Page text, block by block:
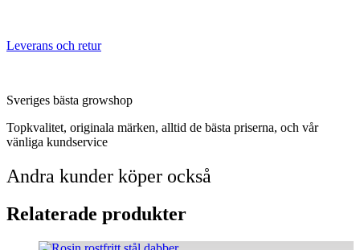
Leverans och retur
Sveriges bästa growshop
Topkvalitet, originala märken, alltid de bästa priserna, och vår
vänliga kundservice
Andra kunder köper också
Relaterade produkter